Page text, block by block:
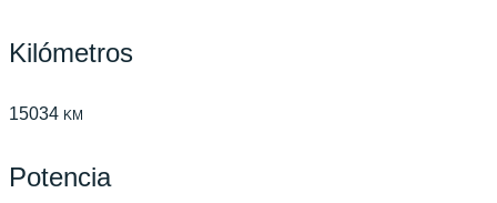
Kilómetros
15034 KM
Potencia